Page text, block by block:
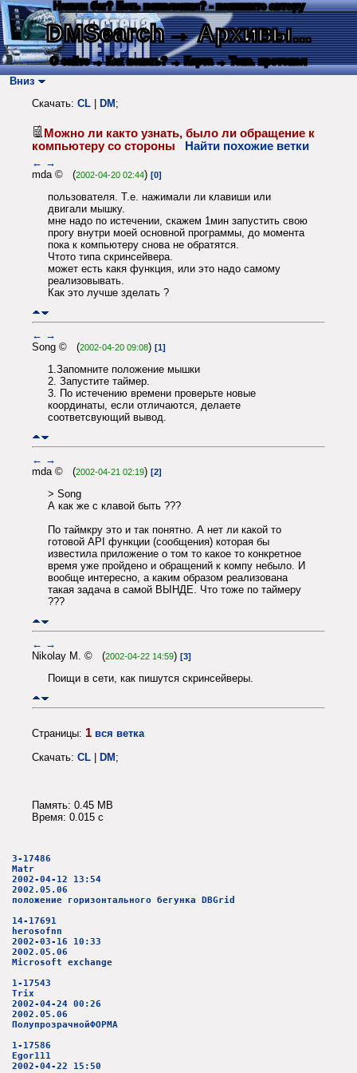
Нашли баг? Есть пожелания? - напишите автору
DMSearch→ Архивы...
О сайте → Как искать? → Карта → Текс. протокол
Вниз
Скачать: CL DM ;
Можно ли както узнать, было ли обращение к
компьютеру со стороны
Найти похожие ветки
← →
mda © (2002-04-20 02:44) [0]
пользователя. Т.е. нажимали ли клавиши или
двигали мышку.
мне надо по истечении, скажем 1мин запустить свою
прогу внутри моей основной программы, до момента
пока к компьютеру снова не обратятся.
Чтото типа скринсейвера.
может есть какя функция, или это надо самому
реализовывать.
Как это лучше зделать ?
← →
Song © (2002-04-20 09:08) [1]
1.Запомните положение мышки
2. Запустите таймер.
3. По истечению времени проверьте новые
координаты, если отличаются, делаете
соответсвующий вывод.
← →
mda © (2002-04-21 02:19) [2]
> Song
А как же с клавой быть ???
По таймкру это и так понятно. А нет ли какой то
готовой API функции (сообщения) которая бы
известила приложение о том то какое то конкретное
время уже пройдено и обращений к компу небыло. И
вообще интересно, а каким образом реализована
такая задача в самой ВЫНДЕ. Что тоже по таймеру
???
← →
Nikolay M. © (2002-04-22 14:59) [3]
Поищи в сети, как пишутся скринсейверы.
Страницы: 1 вся ветка
Скачать: CL | DM;
Память: 0.45 MB
Время: 0.015 c
3-17486
Matr
2002-04-12 13:54
2002.05.06
положение горизонтального бегунка DBGrid
14-17691
herosofnn
2002-03-16 10:33
2002.05.06
Microsoft exchange
1-17543
Trix
2002-04-24 00:26
2002.05.06
ПолупрозрачнойФОРМА
1-17586
Egor111
2002-04-22 15:50